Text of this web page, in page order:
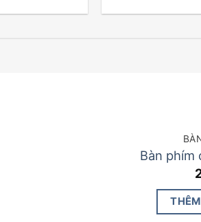
Bàn phím